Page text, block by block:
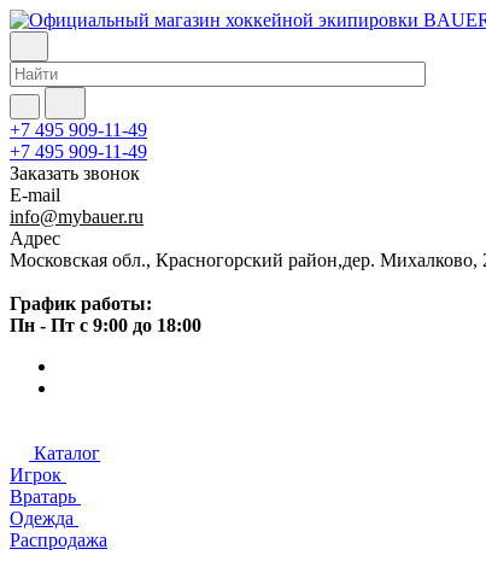
+7 495 909-11-49
+7 495 909-11-49
Заказать звонок
E-mail
info@mybauer.ru
Адрес
Московская обл., Красногорский район,дер.
График работы:
Пн - Пт с 9:00 до 18:00
Каталог
Игрок
Вратарь
Одежда
Распродажа